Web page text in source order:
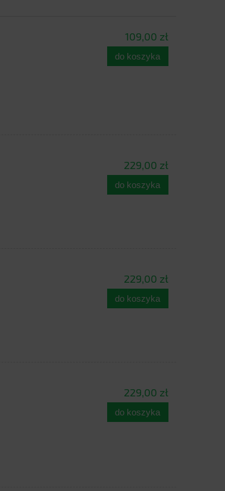
109,00 zł
do koszyka
229,00 zł
do koszyka
229,00 zł
do koszyka
229,00 zł
do koszyka